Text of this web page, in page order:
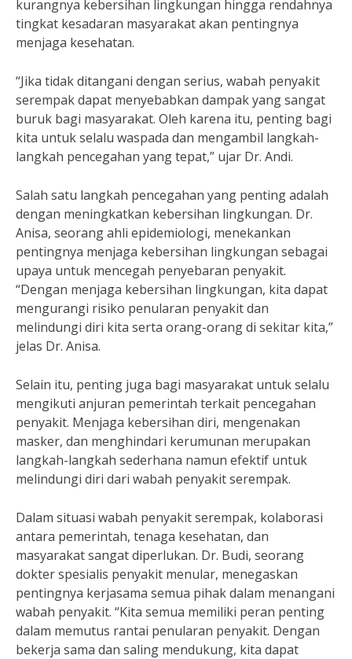
kurangnya kebersihan lingkungan hingga rendahnya
tingkat kesadaran masyarakat akan pentingnya
menjaga kesehatan.
“Jika tidak ditangani dengan serius, wabah penyakit
serempak dapat menyebabkan dampak yang sangat
buruk bagi masyarakat. Oleh karena itu, penting bagi
kita untuk selalu waspada dan mengambil langkah-
langkah pencegahan yang tepat,” ujar Dr. Andi.
Salah satu langkah pencegahan yang penting adalah
dengan meningkatkan kebersihan lingkungan. Dr.
Anisa, seorang ahli epidemiologi, menekankan
pentingnya menjaga kebersihan lingkungan sebagai
upaya untuk mencegah penyebaran penyakit.
“Dengan menjaga kebersihan lingkungan, kita dapat
mengurangi risiko penularan penyakit dan
melindungi diri kita serta orang-orang di sekitar kita,”
jelas Dr. Anisa.
Selain itu, penting juga bagi masyarakat untuk selalu
mengikuti anjuran pemerintah terkait pencegahan
penyakit. Menjaga kebersihan diri, mengenakan
masker, dan menghindari kerumunan merupakan
langkah-langkah sederhana namun efektif untuk
melindungi diri dari wabah penyakit serempak.
Dalam situasi wabah penyakit serempak, kolaborasi
antara pemerintah, tenaga kesehatan, dan
masyarakat sangat diperlukan. Dr. Budi, seorang
dokter spesialis penyakit menular, menegaskan
pentingnya kerjasama semua pihak dalam menangani
wabah penyakit. “Kita semua memiliki peran penting
dalam memutus rantai penularan penyakit. Dengan
bekerja sama dan saling mendukung, kita dapat